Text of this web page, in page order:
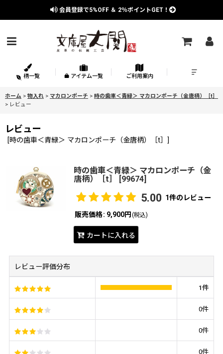
会員登録で5%OFF ＆ 2％ポイントGET！
柄一覧 アイテム一覧 ご利用案内
ホーム > 物入れ > マカロンポーチ > 時の歯車＜青緑＞ マカロンポーチ（金唐柄）［t］
> レビュー
レビュー
[時の歯車＜青緑＞ マカロンポーチ（金唐柄）［t］ ]
時の歯車＜青緑＞ マカロンポーチ（金
唐柄）［t］
[99674]
5.00 1件のレビュー
販売価格: 9,900円 (税込)
カートに入れる
レビュー評価分布
1件
0件
0件
0件